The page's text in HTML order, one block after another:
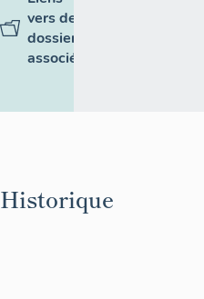
vers des
dossiers
associés
Historique